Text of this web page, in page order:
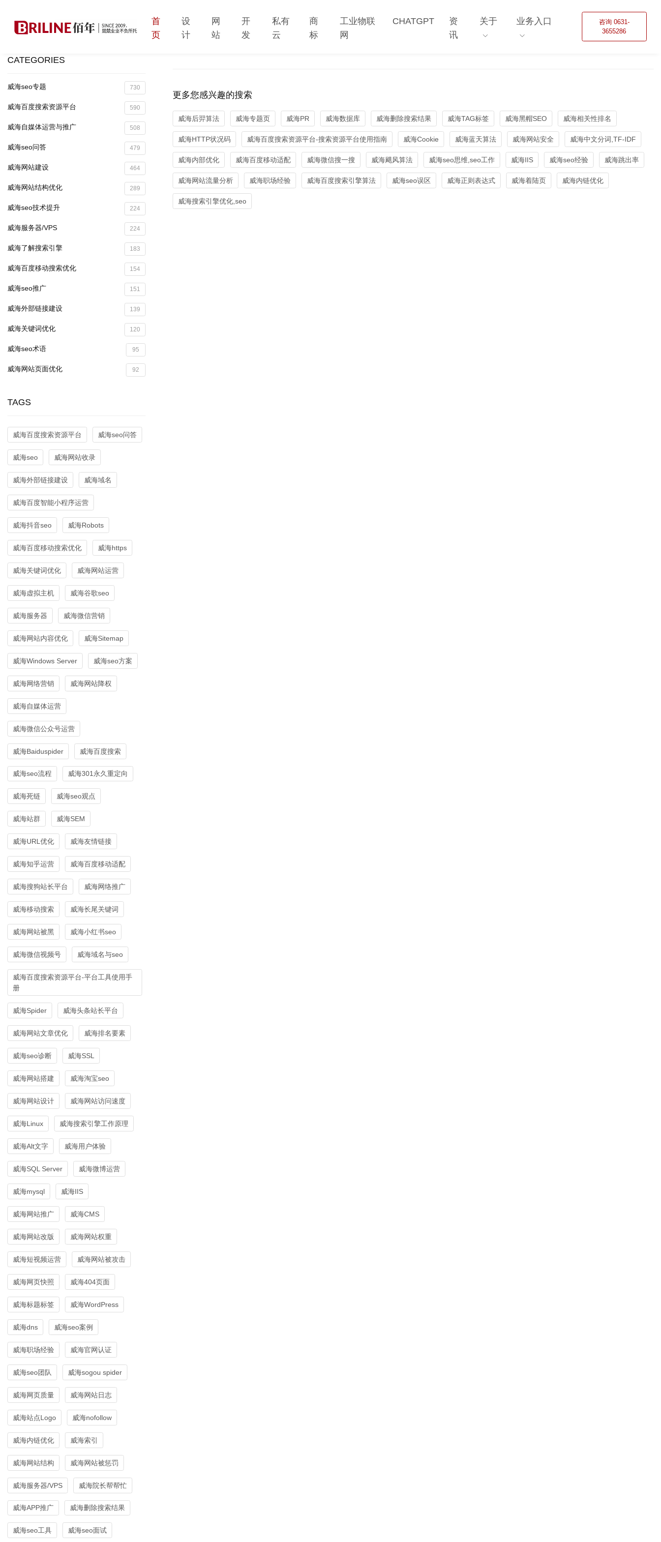
首
页
设
计
网
站
开
发
私有
云
商
标
工业物联
网
CHATGPT
资
讯
关于 业务入口
咨询 0631-
3655286
CATEGORIES
威海seo专题 730
威海百度搜索资源平台 590
威海自媒体运营与推广 508
威海seo问答 479
威海网站建设 464
威海网站结构优化 289
威海seo技术提升 224
威海服务器/VPS 224
威海了解搜索引擎 183
威海百度移动搜索优化 154
威海seo推广 151
威海外部链接建设 139
威海关键词优化 120
威海seo术语 95
威海网站页面优化 92
TAGS
威海百度搜索资源平台 威海seo问答
威海seo 威海网站收录
威海外部链接建设 威海域名
威海百度智能小程序运营
威海抖音seo 威海Robots
威海百度移动搜索优化 威海https
威海关键词优化 威海网站运营
威海虚拟主机 威海谷歌seo
威海服务器 威海微信营销
威海网站内容优化 威海Sitemap
威海Windows Server 威海seo方案
威海网络营销 威海网站降权
威海自媒体运营
威海微信公众号运营
威海Baiduspider 威海百度搜索
威海seo流程 威海301永久重定向
威海死链 威海seo观点
威海站群 威海SEM
威海URL优化 威海友情链接
威海知乎运营 威海百度移动适配
威海搜狗站长平台 威海网络推广
威海移动搜索 威海长尾关键词
威海网站被黑 威海小红书seo
威海微信视频号 威海域名与seo
威海百度搜索资源平台-平台工具使用手
册
威海Spider 威海头条站长平台
威海网站文章优化 威海排名要素
威海seo诊断 威海SSL
威海网站搭建 威海淘宝seo
威海网站设计 威海网站访问速度
威海Linux 威海搜索引擎工作原理
威海Alt文字 威海用户体验
威海SQL Server 威海微博运营
威海mysql 威海IIS
威海网站推广 威海CMS
威海网站改版 威海网站权重
威海短视频运营 威海网站被攻击
威海网页快照 威海404页面
威海标题标签 威海WordPress
威海dns 威海seo案例
威海职场经验 威海官网认证
威海seo团队 威海sogou spider
威海网页质量 威海网站日志
威海站点Logo 威海nofollow
威海内链优化 威海索引
威海网站结构 威海网站被惩罚
威海服务器/VPS 威海院长帮帮忙
威海APP推广 威海删除搜索结果
威海seo工具 威海seo面试
更多您感兴趣的搜索
威海后羿算法 威海专题页 威海PR 威海数据库 威海删除搜索结果 威海TAG标签 威海黑帽SEO 威海相关性排名
威海HTTP状况码 威海百度搜索资源平台-搜索资源平台使用指南 威海Cookie 威海蓝天算法 威海网站安全 威海中文分词,TF-IDF
威海内部优化 威海百度移动适配 威海微信搜一搜 威海飓风算法 威海seo思维,seo工作 威海IIS 威海seo经验 威海跳出率
威海网站流量分析 威海职场经验 威海百度搜索引擎算法 威海seo误区 威海正则表达式 威海着陆页 威海内链优化
威海搜索引擎优化,seo